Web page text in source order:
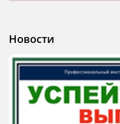
Новости